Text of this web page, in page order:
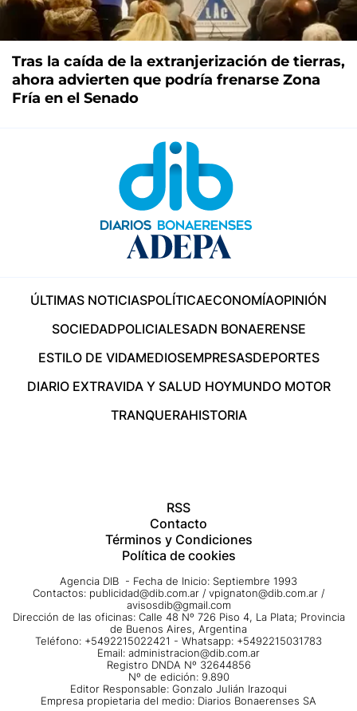
Tras la caída de la extranjerización de tierras,
ahora advierten que podría frenarse Zona
Fría en el Senado
ÚLTIMAS NOTICIASPOLÍTICAECONOMÍAOPINIÓN
SOCIEDADPOLICIALESADN BONAERENSE
ESTILO DE VIDAMEDIOSEMPRESASDEPORTES
DIARIO EXTRAVIDA Y SALUD HOYMUNDO MOTOR
TRANQUERAHISTORIA
RSS
Contacto
Términos y Condiciones
Política de cookies
Agencia DIB - Fecha de Inicio: Septiembre 1993
Contactos: publicidad@dib.com.ar / vpignaton@dib.com.ar /
avisosdib@gmail.com
Dirección de las oficinas: Calle 48 Nº 726 Piso 4, La Plata; Provincia
de Buenos Aires, Argentina
Teléfono: +5492215022421 - Whatsapp: +5492215031783
Email: administracion@dib.com.ar
Registro DNDA Nº 32644856
Nº de edición: 9.890
Editor Responsable: Gonzalo Julián Irazoqui
Empresa propietaria del medio: Diarios Bonaerenses SA